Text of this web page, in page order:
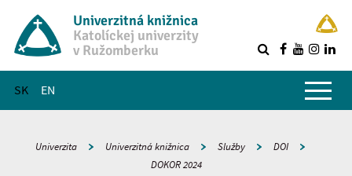
Univerzitná knižnica
Katolíckej univerzity
v Ružomberku
SK EN
Hlavné menu
Univerzita Univerzitná knižnica Služby
DOI
DOKOR 2024